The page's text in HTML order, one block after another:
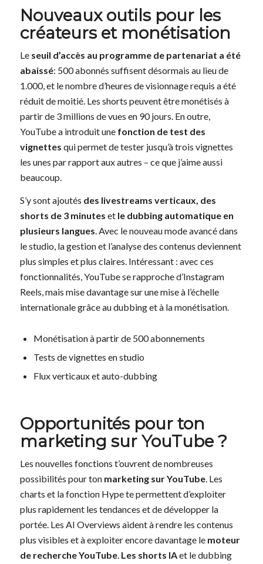
Nouveaux outils pour les
créateurs et monétisation
Le seuil d’accès au programme de partenariat a été
abaissé: 500 abonnés suffisent désormais au lieu de
1.000, et le nombre d’heures de visionnage requis a été
réduit de moitié. Les shorts peuvent être monétisés à
partir de 3 millions de vues en 90 jours. En outre,
YouTube a introduit une fonction de test des
vignettes qui permet de tester jusqu’à trois vignettes
les unes par rapport aux autres – ce que j’aime aussi
beaucoup.
S’y sont ajoutés des livestreams verticaux, des
shorts de 3 minutes et le dubbing automatique en
plusieurs langues. Avec le nouveau mode avancé dans
le studio, la gestion et l’analyse des contenus deviennent
plus simples et plus claires. Intéressant : avec ces
fonctionnalités, YouTube se rapproche d’Instagram
Reels, mais mise davantage sur une mise à l’échelle
internationale grâce au dubbing et à la monétisation.
Monétisation à partir de 500 abonnements
Tests de vignettes en studio
Flux verticaux et auto-dubbing
Opportunités pour ton
marketing sur YouTube ?
Les nouvelles fonctions t’ouvrent de nombreuses
possibilités pour ton marketing sur YouTube. Les
charts et la fonction Hype te permettent d’exploiter
plus rapidement les tendances et de développer la
portée. Les AI Overviews aident à rendre les contenus
plus visibles et à exploiter encore davantage le moteur
de recherche YouTube. Les shorts IAet le dubbing